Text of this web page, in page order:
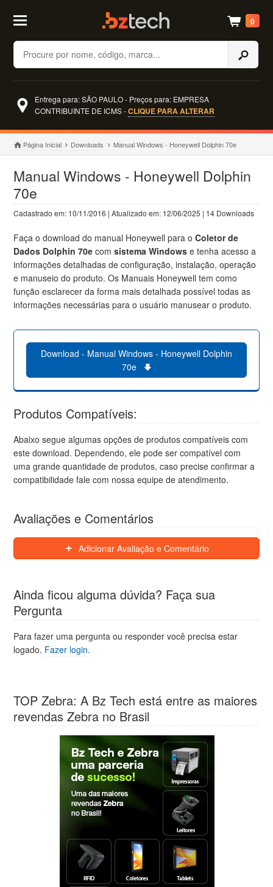
Buscar
0
Entrega para: SÃO PAULO - Preços para: EMPRESA
CONTRIBUINTE DE ICMS -CLIQUE PARA ALTERAR
Página Inicial Downloads Manual Windows - Honeywell Dolphin 70e
Manual Windows - Honeywell Dolphin
70e
Cadastrado em: 10/11/2016 | Atualizado em: 12/06/2025 | 14 Downloads
Faça o download do manual Honeywell para oColetor de
Dados Dolphin 70ecom sistema Windowse tenha acesso a
informações detalhadas de configuração, instalação, operação
e manuseio do produto. Os Manuais Honeywell tem como
função esclarecer da forma mais detalhada possível todas as
informações necessárias para o usuário manusear o produto.
Download - Manual Windows - Honeywell Dolphin
70e
Produtos Compatíveis:
Abaixo segue algumas opções de produtos compatíveis com
este download. Dependendo, ele pode ser compatível com
uma grande quantidade de produtos, caso precise confirmar a
compatibilidade fale com nossa equipe de atendimento.
Avaliações e Comentários
Adicionar Avaliação e Comentário
Ainda ficou alguma dúvida? Faça sua
Pergunta
Para fazer uma pergunta ou responder você precisa estar
logado. Fazer login.
TOP Zebra: A Bz Tech está entre as maiores
revendas Zebra no Brasil